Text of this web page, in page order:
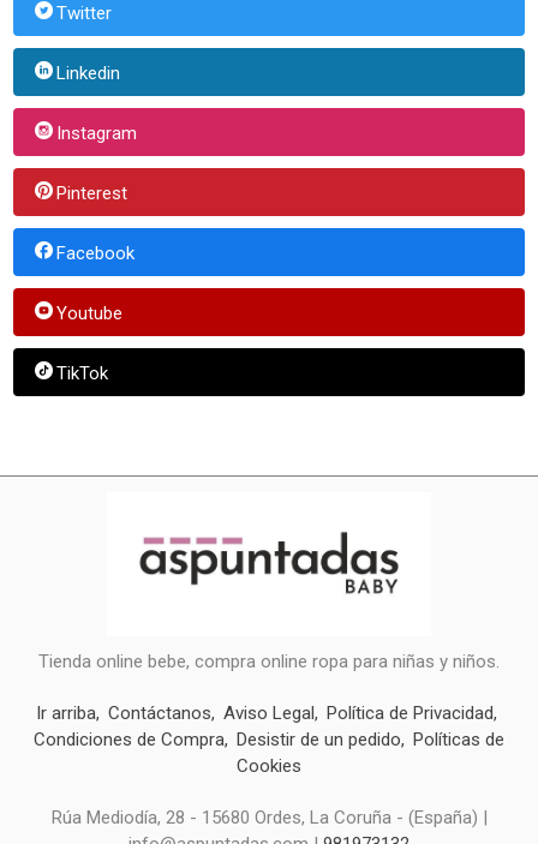
Twitter
Linkedin
Instagram
Pinterest
Facebook
Youtube
TikTok
Tienda online bebe, compra online ropa para niñas y niños.
Ir arriba Contáctanos Aviso Legal
Política de Privacidad
Condiciones de Compra Desistir de un pedido
Políticas de
Cookies
Rúa Mediodía, 28 - 15680 Ordes, La Coruña - (España) |